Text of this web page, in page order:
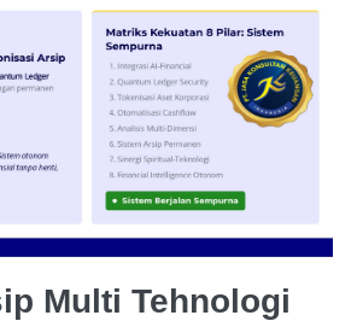
Multi Tehnologi